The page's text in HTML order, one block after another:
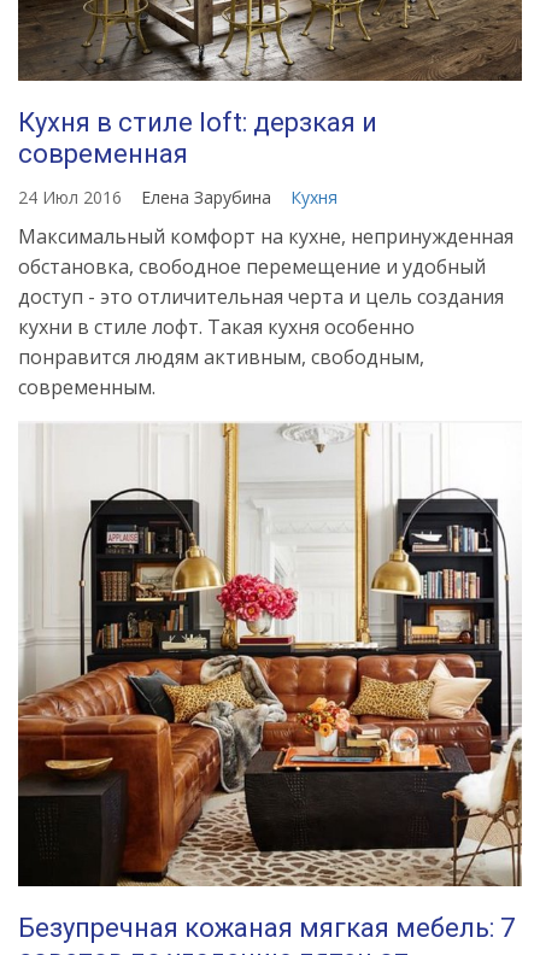
Кухня в стиле loft: дерзкая и
современная
24 Июл 2016 Елена Зарубина Кухня
Максимальный комфорт на кухне, непринужденная
обстановка, свободное перемещение и удобный
доступ - это отличительная черта и цель создания
кухни в стиле лофт. Такая кухня особенно
понравится людям активным, свободным,
современным.
Безупречная кожаная мягкая мебель: 7